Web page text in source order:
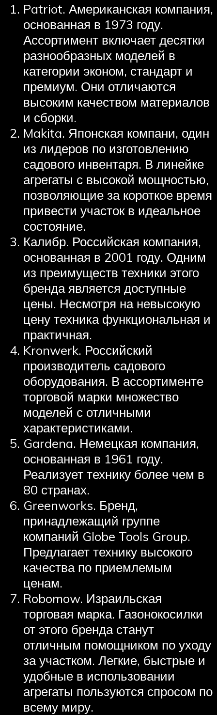
Patriot. Американская компания,
основанная в 1973 году.
Ассортимент включает десятки
разнообразных моделей в
категории эконом, стандарт и
премиум. Они отличаются
высоким качеством материалов
и сборки.
Makita. Японская компани, один
из лидеров по изготовлению
садового инвентаря. В линейке
агрегаты с высокой мощностью,
позволяющие за короткое время
привести участок в идеальное
состояние.
Калибр. Российская компания,
основанная в 2001 году. Одним
из преимуществ техники этого
бренда является доступные
цены. Несмотря на невысокую
цену техника функциональная и
практичная.
Kronwerk. Российский
производитель садового
оборудования. В ассортименте
торговой марки множество
моделей с отличными
характеристиками.
Gardena. Немецкая компания,
основанная в 1961 году.
Реализует технику более чем в
80 странах.
Greenworks. Бренд,
принадлежащий группе
компаний Globe Tools Group.
Предлагает технику высокого
качества по приемлемым
ценам.
Robomow. Израильская
торговая марка. Газонокосилки
от этого бренда станут
отличным помощником по уходу
за участком. Легкие, быстрые и
удобные в использовании
агрегаты пользуются спросом по
всему миру.